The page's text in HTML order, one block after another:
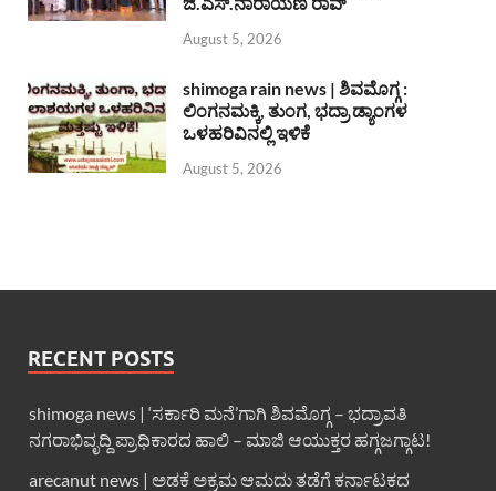
August 5, 2026
shimoga rain news | ಶಿವಮೊಗ್ಗ :
ಲಿಂಗನಮಕ್ಕಿ, ತುಂಗ, ಭದ್ರಾ ಡ್ಯಾಂಗಳ
ಒಳಹರಿವಿನಲ್ಲಿ ಇಳಿಕೆ
August 5, 2026
RECENT POSTS
shimoga news | ‘ಸರ್ಕಾರಿ ಮನೆ’ಗಾಗಿ ಶಿವಮೊಗ್ಗ – ಭದ್ರಾವತಿ
ನಗರಾಭಿವೃದ್ದಿ ಪ್ರಾಧಿಕಾರದ ಹಾಲಿ – ಮಾಜಿ ಆಯುಕ್ತರ ಹಗ್ಗಜಗ್ಗಾಟ!
arecanut news | ಅಡಕೆ ಅಕ್ರಮ ಆಮದು ತಡೆಗೆ ಕರ್ನಾಟಕದ